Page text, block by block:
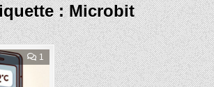
:Microbit
1
COMMENT
ON
COMPRENDRE
L’IOT